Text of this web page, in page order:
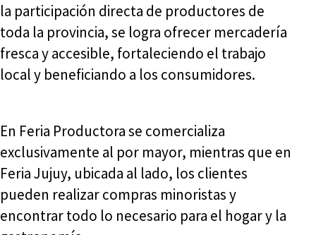
la participación directa de productores de
toda la provincia, se logra ofrecer mercadería
fresca y accesible, fortaleciendo el trabajo
local y beneficiando a los consumidores.
En Feria Productora se comercializa
exclusivamente al por mayor, mientras que en
Feria Jujuy, ubicada al lado, los clientes
pueden realizar compras minoristas y
encontrar todo lo necesario para el hogar y la